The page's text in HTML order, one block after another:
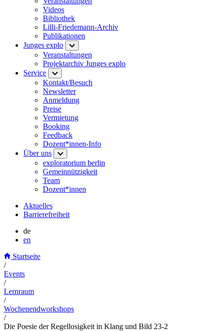
Videos
Bibliothek
Lilli-Friedemann-Archiv
Publikationen
Junges explo
Veranstaltungen
Projektarchiv Junges explo
Service
Kontakt/Besuch
Newsletter
Anmeldung
Preise
Vermietung
Booking
Feedback
Dozent*innen-Info
Über uns
exploratorium berlin
Gemeinnützigkeit
Team
Dozent*innen
Aktuelles
Barrierefreiheit
de
en
Startseite
/
Events
/
Lernraum
/
Wochenendworkshops
/
Die Poesie der Regellosigkeit in Klang und Bild 23-2